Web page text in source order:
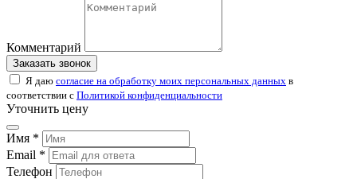
Комментарий
Заказать звонок
Я даю согласие на обработку моих персональных данных в
соответствии с Политикой конфиденциальности
Уточнить цену
Имя *
Email *
Телефон